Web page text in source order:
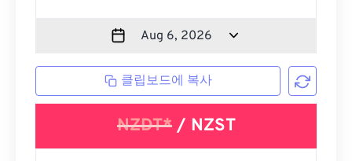
클립보드에 복사
NZDT*/ NZST